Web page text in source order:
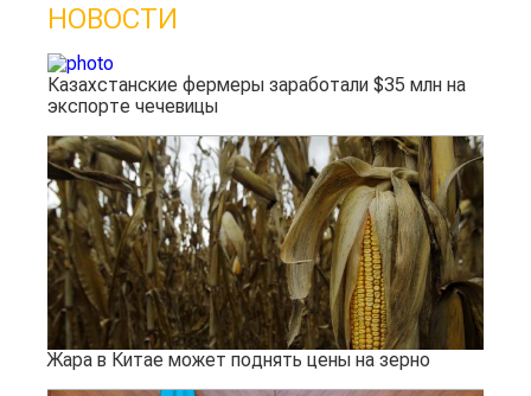
НОВОСТИ
Казахстанские фермеры заработали $35 млн на
экспорте чечевицы
Жара в Китае может поднять цены на зерно